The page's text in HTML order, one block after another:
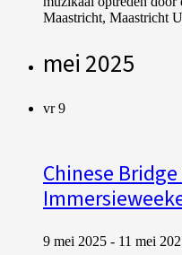
Maastricht, Maastricht
mei 2025
vr9
Chinese
9 mei 2025 - 11 mei